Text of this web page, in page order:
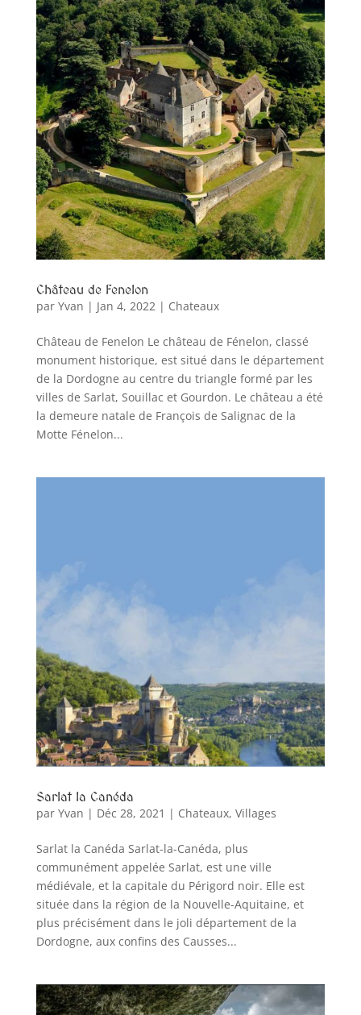
Château de Fenelon
par Yvan | Jan 4, 2022| Chateaux
Château de Fenelon Le château de Fénelon, classé
monument historique, est situé dans le département
de la Dordogne au centre du triangle formé par les
villes de Sarlat, Souillac et Gourdon. Le château a été
la demeure natale de François de Salignac de la
Motte Fénelon...
Sarlat la Canéda
par Yvan | Déc 28, 2021 | Chateaux, Villages
Sarlat la Canéda Sarlat-la-Canéda, plus
communément appelée Sarlat, est une ville
médiévale, et la capitale du Périgord noir. Elle est
située dans la région de la Nouvelle-Aquitaine, et
plus précisément dans le joli département de la
Dordogne, aux confins des Causses...